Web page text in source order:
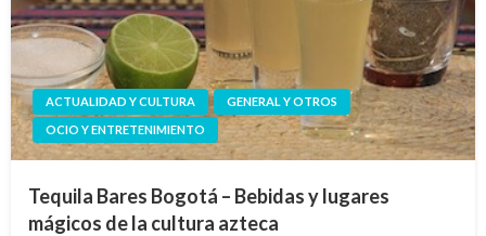
ACTUALIDAD Y CULTURA
GENERAL Y OTROS
OCIO Y ENTRETENIMIENTO
Tequila Bares Bogotá – Bebidas y lugares
mágicos de la cultura azteca